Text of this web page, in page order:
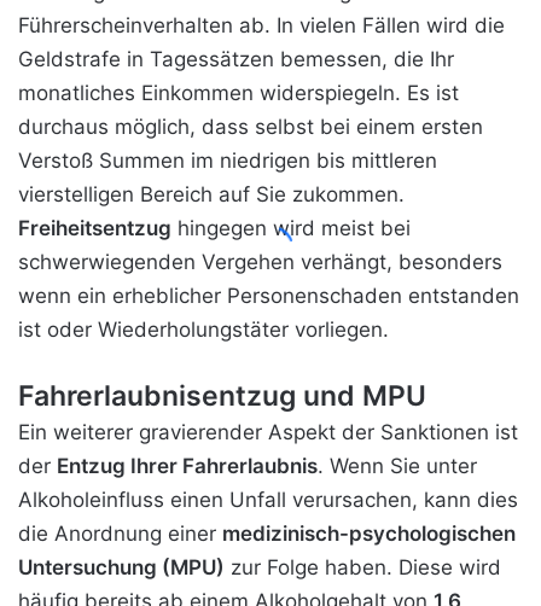
Führerscheinverhalten ab. In vielen Fällen wird die
Geldstrafe in Tagessätzen bemessen, die Ihr
monatliches Einkommen widerspiegeln. Es ist
durchaus möglich, dass selbst bei einem ersten
Verstoß Summen im niedrigen bis mittleren
vierstelligen Bereich auf Sie zukommen.
Freiheitsentzug hingegen wird meist bei
schwerwiegenden Vergehen verhängt, besonders
wenn ein erheblicher Personenschaden entstanden
ist oder Wiederholungstäter vorliegen.
Fahrerlaubnisentzug und MPU
Ein weiterer gravierender Aspekt der Sanktionen ist
der Entzug Ihrer Fahrerlaubnis. Wenn Sie unter
Alkoholeinfluss einen Unfall verursachen, kann dies
die Anordnung einer medizinisch-psychologischen
Untersuchung (MPU) zur Folge haben. Diese wird